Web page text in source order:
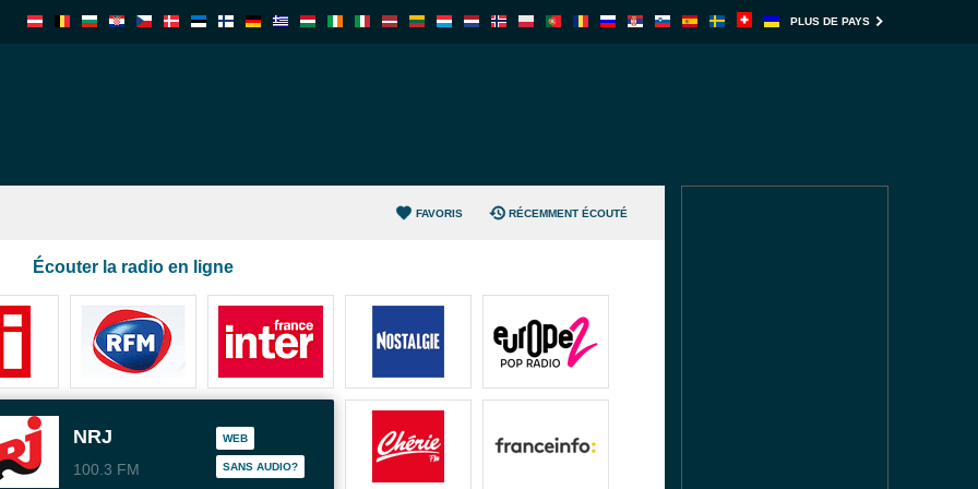
PLUS DE PAYS
FAVORIS RÉCEMMENT ÉCOUTÉ
Écouter la radio en ligne
NRJ
100.3 FM
WEB
SANS AUDIO?